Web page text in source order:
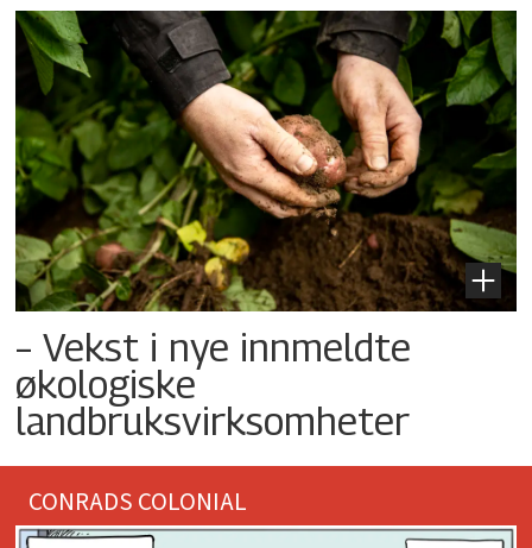
– Vekst i nye innmeldte
økologiske
landbruksvirksomheter
CONRADS COLONIAL